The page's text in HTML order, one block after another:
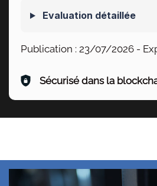
Evaluation détaillée
Publication : 23/07/2026 -
Sécurisé dans la